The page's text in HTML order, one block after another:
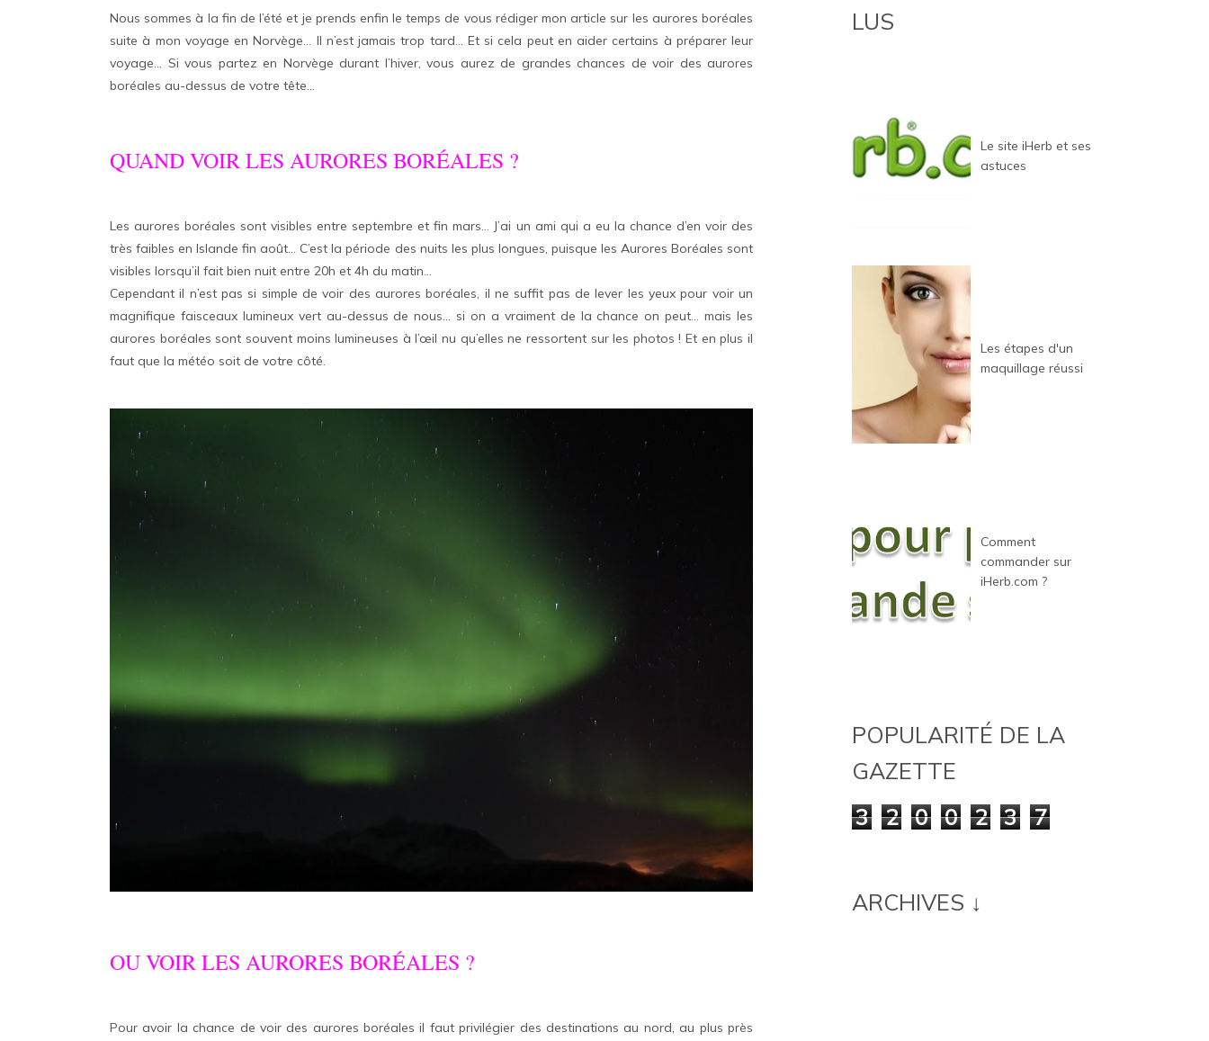
Nous sommes à la fin de l’été et je prends enfin le temps de vous rédiger mon article sur les aurores boréales
suite à mon voyage en Norvège… Il n’est jamais trop tard… Et si cela peut en aider certains à préparer leur
voyage… Si vous partez en Norvège durant l’hiver, vous aurez de grandes chances de voir des aurores
boréales au-dessus de votre tête…
QUAND VOIR LES AURORES BORÉALES ?
Les aurores boréales sont visibles entre septembre et fin mars… J’ai un ami qui a eu la chance d’en voir des
très faibles en Islande fin août… C’est la période des nuits les plus longues, puisque les Aurores Boréales sont
visibles lorsqu’il fait bien nuit entre 20h et 4h du matin…
Cependant il n’est pas si simple de voir des aurores boréales, il ne suffit pas de lever les yeux pour voir un
magnifique faisceaux lumineux vert au-dessus de nous… si on a vraiment de la chance on peut… mais les
aurores boréales sont souvent moins lumineuses à l’œil nu qu’elles ne ressortent sur les photos ! Et en plus il
faut que la météo soit de votre côté.
OU VOIR LES AURORES BORÉALES ?
Pour avoir la chance de voir des aurores boréales il faut privilégier des destinations au nord, au plus près
LUS
Le site iHerb et ses
astuces
Les étapes d'un
maquillage réussi
Comment
commander sur
iHerb.com ?
POPULARITÉ DE LA
GAZETTE
3 2 0 0 2 3 7
ARCHIVES ↓